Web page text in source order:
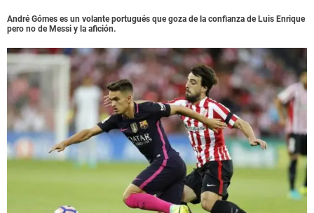
André Gómes es un volante portugués que goza de la confianza de Luis Enrique
pero no de Messi y la afición.